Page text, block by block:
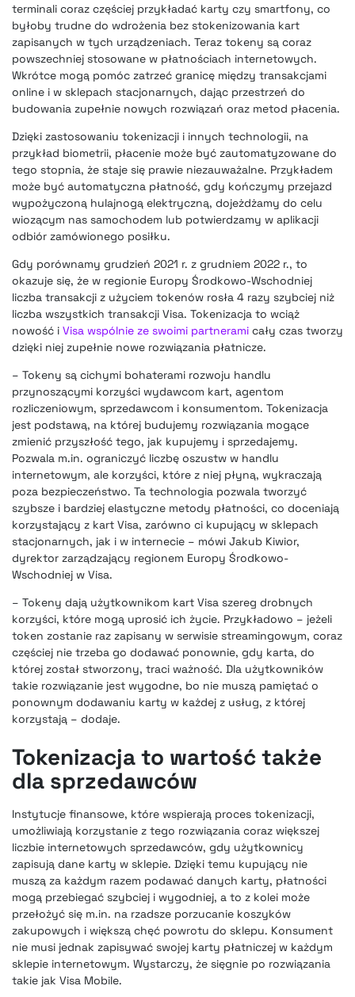
terminali coraz częściej przykładać karty czy smartfony, co
byłoby trudne do wdrożenia bez stokenizowania kart
zapisanych w tych urządzeniach. Teraz tokeny są coraz
powszechniej stosowane w płatnościach internetowych.
Wkrótce mogą pomóc zatrzeć granicę między transakcjami
online i w sklepach stacjonarnych, dając przestrzeń do
budowania zupełnie nowych rozwiązań oraz metod płacenia.
Dzięki zastosowaniu tokenizacji i innych technologii, na
przykład biometrii, płacenie może być zautomatyzowane do
tego stopnia, że staje się prawie niezauważalne. Przykładem
może być automatyczna płatność, gdy kończymy przejazd
wypożyczoną hulajnogą elektryczną, dojeżdżamy do celu
wiozącym nas samochodem lub potwierdzamy w aplikacji
odbiór zamówionego posiłku.
Gdy porównamy grudzień 2021 r. z grudniem 2022 r., to
okazuje się, że w regionie Europy Środkowo-Wschodniej
liczba transakcji z użyciem tokenów rosła 4 razy szybciej niż
liczba wszystkich transakcji Visa. Tokenizacja to wciąż
nowość i Visa wspólnie ze swoimi partnerami cały czas tworzy
dzięki niej zupełnie nowe rozwiązania płatnicze.
– Tokeny są cichymi bohaterami rozwoju handlu
przynoszącymi korzyści wydawcom kart, agentom
rozliczeniowym, sprzedawcom i konsumentom. Tokenizacja
jest podstawą, na której budujemy rozwiązania mogące
zmienić przyszłość tego, jak kupujemy i sprzedajemy.
Pozwala m.in. ograniczyć liczbę oszustw w handlu
internetowym, ale korzyści, które z niej płyną, wykraczają
poza bezpieczeństwo. Ta technologia pozwala tworzyć
szybsze i bardziej elastyczne metody płatności, co doceniają
korzystający z kart Visa, zarówno ci kupujący w sklepach
stacjonarnych, jak i w internecie – mówi Jakub Kiwior,
dyrektor zarządzający regionem Europy Środkowo-
Wschodniej w Visa.
– Tokeny dają użytkownikom kart Visa szereg drobnych
korzyści, które mogą uprosić ich życie. Przykładowo – jeżeli
token zostanie raz zapisany w serwisie streamingowym, coraz
częściej nie trzeba go dodawać ponownie, gdy karta, do
której został stworzony, traci ważność. Dla użytkowników
takie rozwiązanie jest wygodne, bo nie muszą pamiętać o
ponownym dodawaniu karty w każdej z usług, z której
korzystają – dodaje.
Tokenizacja to wartość także
dla sprzedawców
Instytucje finansowe, które wspierają proces tokenizacji,
umożliwiają korzystanie z tego rozwiązania coraz większej
liczbie internetowych sprzedawców, gdy użytkownicy
zapisują dane karty w sklepie. Dzięki temu kupujący nie
muszą za każdym razem podawać danych karty, płatności
mogą przebiegać szybciej i wygodniej, a to z kolei może
przełożyć się m.in. na rzadsze porzucanie koszyków
zakupowych i większą chęć powrotu do sklepu. Konsument
nie musi jednak zapisywać swojej karty płatniczej w każdym
sklepie internetowym. Wystarczy, że sięgnie po rozwiązania
takie jak Visa Mobile.